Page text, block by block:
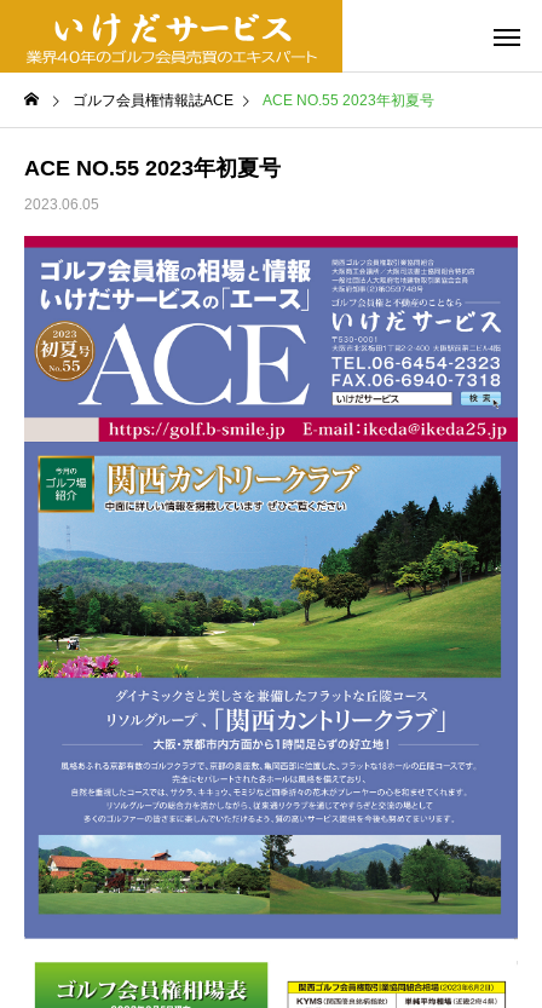
ゴルフ会員権情報誌ACE ACE NO.55 2023年初夏号
ACE NO.55 2023年初夏号
2023.06.05